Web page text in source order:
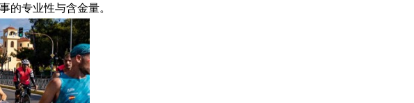
的专业性与含金量。